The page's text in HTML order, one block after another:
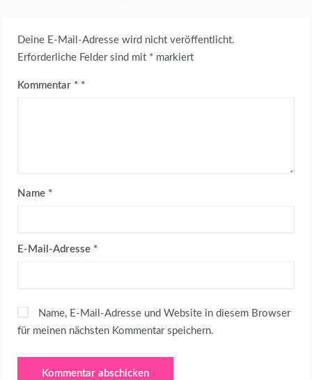
Deine E-Mail-Adresse wird nicht veröffentlicht.
Erforderliche Felder sind mit * markiert
Kommentar *
Name *
E-Mail-Adresse *
Name, E-Mail-Adresse und Website in diesem Browser
für meinen nächsten Kommentar speichern.